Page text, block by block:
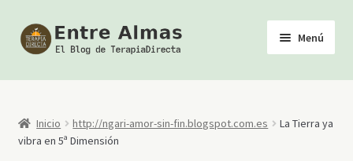
Ir
a
Ir
al
Menú
Inicio
TerapiaDirecta
Inicio http://ngari-amor-sin-fin.blogspot.com.es
La Tierra ya
vibra en 5ª Dimensión